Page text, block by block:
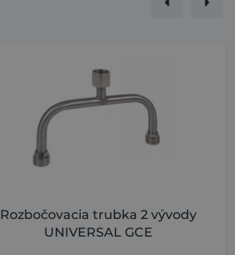
Rozbočovacia trubka 2 vývody
UNIVERSAL GCE